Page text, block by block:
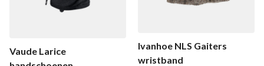
Vaude Larice
Ivanhoe NLS Gaiters
wristband